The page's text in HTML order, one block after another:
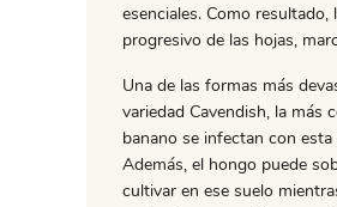
esenciales. Como
progresivo de las hojas,
Una de las formas más
variedad Cavendish, la más
banano se infectan con
Además, el hongo puede
cultivar en ese suelo